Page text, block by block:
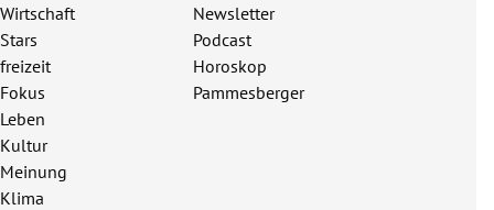
Wirtschaft
Stars
freizeit
Fokus
Leben
Kultur
Meinung
Klima
Newsletter
Podcast
Horoskop
Pammesberger